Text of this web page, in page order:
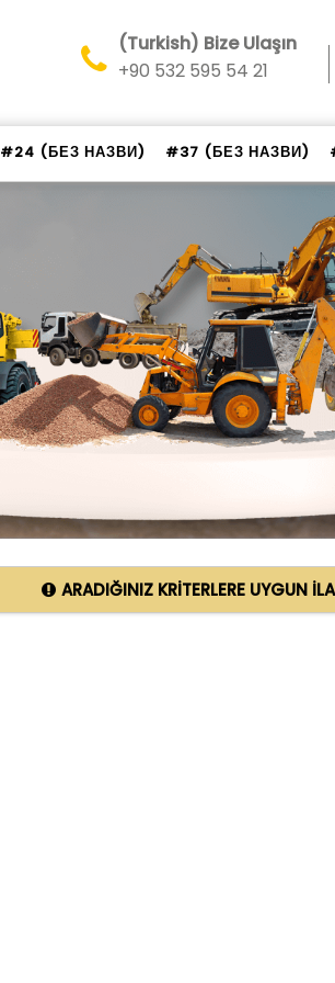
(Turkish) Bize Ulaşın
+90 532 595 54 21
#24 (БЕЗ НАЗВИ) #37 (БЕЗ НАЗВИ)
ARADIĞINIZ KRİTERLERE UYGUN